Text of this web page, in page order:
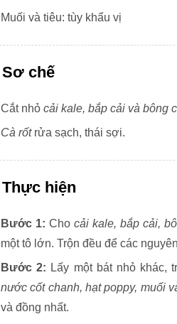
Muối và tiêu: tùy khẩu vị
Sơ chế
Cắt nhỏcải kale, bắp cải và bông
Cà rốtrửa sạch, thái sợi.
Thực hiện
Bước 1: Chocải kale, bắp cải,
một tô lớn. Trộn đều để các
Bước 2: Lấy một bát nhỏ khác,
nước cốt chanh, hạt poppy, muối
và đồng nhất.